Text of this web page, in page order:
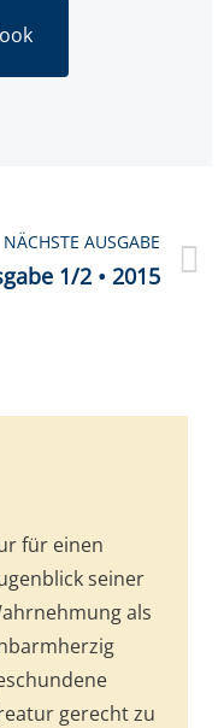
NÄCHSTE AUSGABE
1/2 • 2015
für einen
seiner
als
gerecht zu